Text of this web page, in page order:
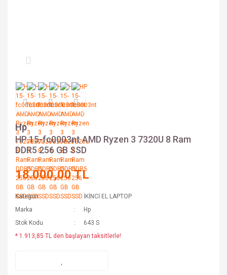
Hp
HP 15-fc0003nt AMD Ryzen 3 7320U 8 Ram
DDR5 256 GB SSD
18.000,00 TL
Kategori
İKİNCİ EL LAPTOP
Marka
Hp
Stok Kodu
643 S
* 1.913,85 TL den başlayan taksitlerle!